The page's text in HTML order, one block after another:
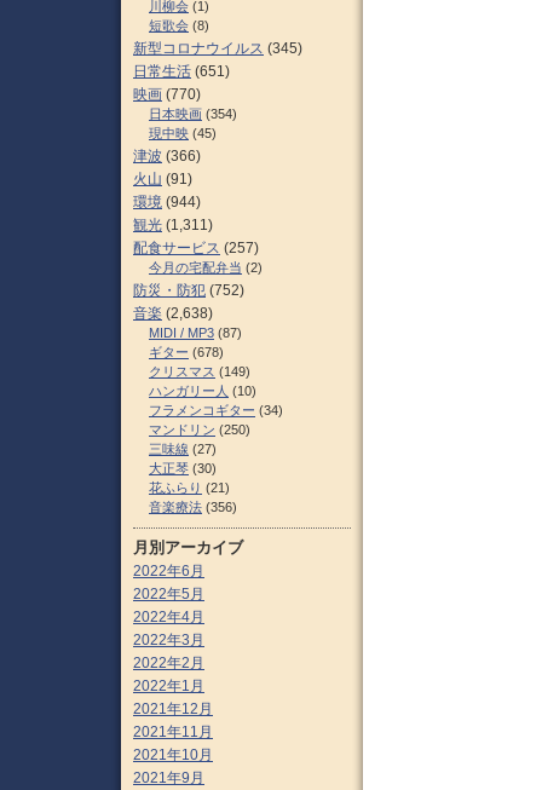
川柳会 (1)
短歌会 (8)
新型コロナウイルス (345)
日常生活 (651)
映画 (770)
日本映画 (354)
現中映 (45)
津波 (366)
火山 (91)
環境 (944)
観光 (1,311)
配食サービス (257)
今月の宅配弁当 (2)
防災・防犯 (752)
音楽 (2,638)
MIDI / MP3 (87)
ギター (678)
クリスマス (149)
ハンガリー人 (10)
フラメンコギター (34)
マンドリン (250)
三味線 (27)
大正琴 (30)
花ふらり (21)
音楽療法 (356)
月別アーカイブ
2022年6月
2022年5月
2022年4月
2022年3月
2022年2月
2022年1月
2021年12月
2021年11月
2021年10月
2021年9月